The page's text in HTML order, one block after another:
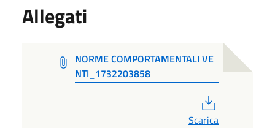
Allegati
NORME COMPORTAMENTALI VE
NTI_1732203858
Scarica